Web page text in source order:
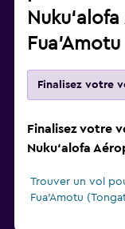
Finalisez votre
Finalisez votre
Nuku‘alofa
Trouver un vol
Fua'Amotu